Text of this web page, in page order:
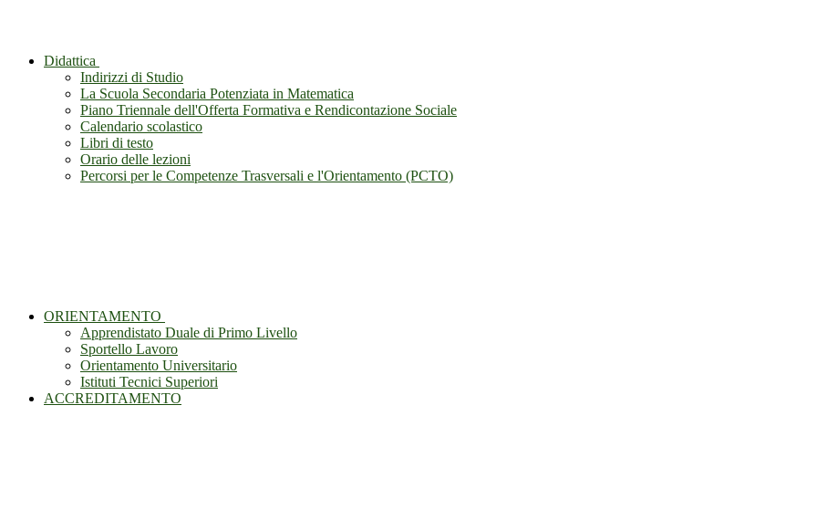
Didattica
Indirizzi di Studio
La Scuola Secondaria Potenziata in Matematica
Piano Triennale dell'Offerta Formativa e Rendicontazione Sociale
Calendario scolastico
Libri di testo
Orario delle lezioni
Percorsi per le Competenze Trasversali e l'Orientamento (PCTO)
ORIENTAMENTO
Apprendistato Duale di Primo Livello
Sportello Lavoro
Orientamento Universitario
Istituti Tecnici Superiori
ACCREDITAMENTO